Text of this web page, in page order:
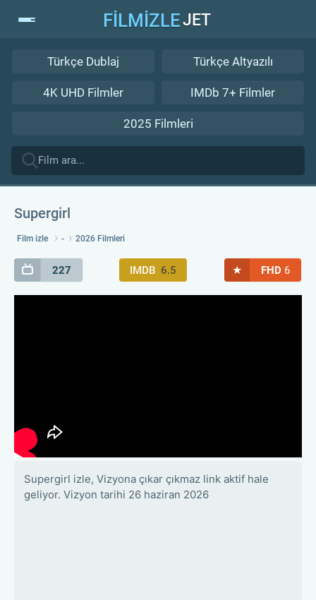
FİLMİZLEJET
Türkçe Dublaj Türkçe Altyazılı
4K UHD Filmler IMDb 7+ Filmler
2025 Filmleri
Supergirl
Film izle - 2026 Filmleri
227 IMDB 6.5 ★ FHD 6
Supergirl izle, Vizyona çıkar çıkmaz link aktif hale
geliyor. Vizyon tarihi 26 haziran 2026